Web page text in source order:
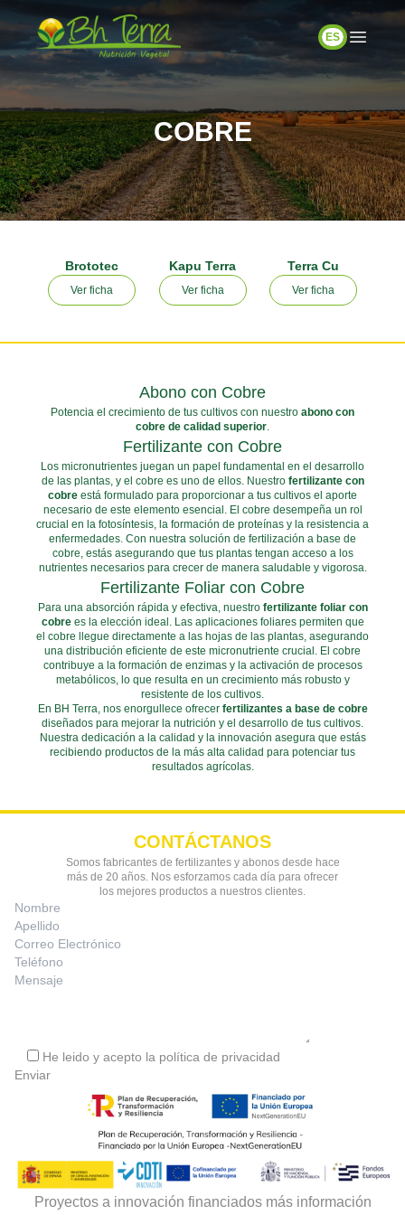
ES
COBRE
Brototec
Ver ficha
Kapu Terra
Ver ficha
Terra Cu
Ver ficha
Abono con Cobre
Potencia el crecimiento de tus cultivos con nuestro abono con
cobre de calidad superior.
Fertilizante con Cobre
Los micronutrientes juegan un papel fundamental en el desarrollo
de las plantas, y el cobre es uno de ellos. Nuestro fertilizante con
cobre está formulado para proporcionar a tus cultivos el aporte
necesario de este elemento esencial. El cobre desempeña un rol
crucial en la fotosíntesis, la formación de proteínas y la resistencia a
enfermedades. Con nuestra solución de fertilización a base de
cobre, estás asegurando que tus plantas tengan acceso a los
nutrientes necesarios para crecer de manera saludable y vigorosa.
Fertilizante Foliar con Cobre
Para una absorción rápida y efectiva, nuestro fertilizante foliar con
cobrees la elección ideal. Las aplicaciones foliares permiten que
el cobre llegue directamente a las hojas de las plantas, asegurando
una distribución eficiente de este micronutriente crucial. El cobre
contribuye a la formación de enzimas y la activación de procesos
metabólicos, lo que resulta en un crecimiento más robusto y
resistente de los cultivos.
En BH Terra, nos enorgullece ofrecer fertilizantes a base de cobre
diseñados para mejorar la nutrición y el desarrollo de tus cultivos.
Nuestra dedicación a la calidad y la innovación asegura que estás
recibiendo productos de la más alta calidad para potenciar tus
resultados agrícolas.
CONTÁCTANOS
Somos fabricantes de fertilizantes y abonos desde hace
más de 20 años. Nos esforzamos cada día para ofrecer
los mejores productos a nuestros clientes.
He leido y acepto la política de privacidad
Proyectos a innovación financiados más información